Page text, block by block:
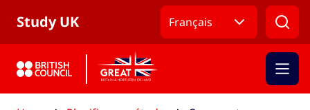
Revenir au menu de navigation
Revenir au pied de page principal
Study UK Français